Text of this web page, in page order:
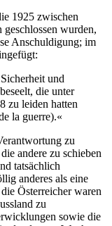
1925 zwischen
wurden,
Anschuldigung; im
und
die unter
zu leiden hatten
la guerre).«
zu
andere zu schieben
tatsächlich
anderes als eine
Österreicher waren
zu
sowie die